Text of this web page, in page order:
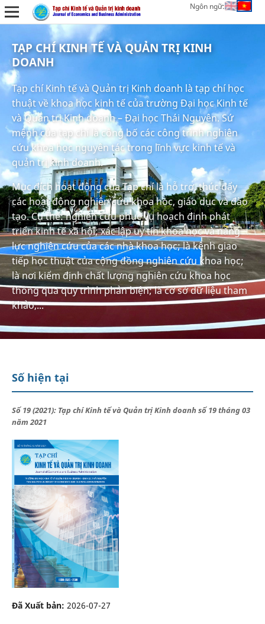
Ngôn ngữ:
TẠP CHÍ KINH TẾ VÀ QUẢN TRỊ KINH
DOANH
Tạp chí Kinh tế và Quản trị Kinh doanh là tạp chí học
thuật về khoa học kinh tế của trường Đại học Kinh tế
và Quản trị Kinh doanh – Đại học Thái Nguyên. Sứ
mệnh của tạp chí là công bố các công trình nghiên
cứu khoa học nguyên tác trong lĩnh vực kinh tế và
quản trị kinh doanh.
Mục đích hoạt động của Tạp chí là hỗ trợ, thúc đẩy
các hoạt động nghiên cứu khoa học, giáo dục và đào
tạo. Cụ thể: nghiên cứu phục vụ hoạch định phát
triển kinh tế xã hội; xác lập uy tín khoa học và năng
lực nghiên cứu của các nhà khoa học; là kênh giao
tiếp học thuật của cộng đồng nghiên cứu khoa học;
là nơi kiểm định chất lượng nghiên cứu khoa học
thông qua quy trình phản biện; là cơ sở dữ liệu tham
khảo,...
Số hiện tại
Số 19 (2021): Tạp chí Kinh tế và Quản trị Kinh doanh số 19 tháng 03
năm 2021
Đã Xuất bản: 2026-07-27